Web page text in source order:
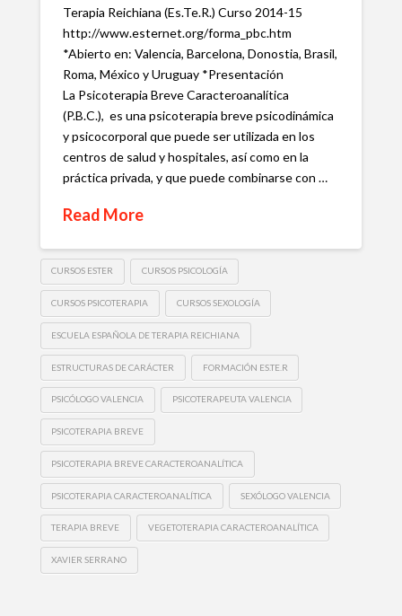
Terapia Reichiana (Es.Te.R.) Curso 2014-15
http://www.esternet.org/forma_pbc.htm
*Abierto en: Valencia, Barcelona, Donostia, Brasil,
Roma, México y Uruguay *Presentación
La Psicoterapia Breve Caracteroanalítica
(P.B.C.), es una psicoterapia breve psicodinámica
y psicocorporal que puede ser utilizada en los
centros de salud y hospitales, así como en la
práctica privada, y que puede combinarse con …
Read More
CURSOS ESTER CURSOS PSICOLOGÍA
CURSOS PSICOTERAPIA CURSOS SEXOLOGÍA
ESCUELA ESPAÑOLA DE TERAPIA REICHIANA
ESTRUCTURAS DE CARÁCTER FORMACIÓN ES.TE.R
PSICÓLOGO VALENCIA PSICOTERAPEUTA VALENCIA
PSICOTERAPIA BREVE
PSICOTERAPIA BREVE CARACTEROANALÍTICA
PSICOTERAPIA CARACTEROANALÍTICA SEXÓLOGO VALENCIA
TERAPIA BREVE VEGETOTERAPIA CARACTEROANALÍTICA
XAVIER SERRANO